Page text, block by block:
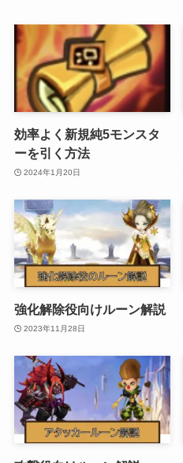
効率よく新規純5モンスタ
ーを引く方法
2024年1月20日
強化解除役向けルーン解説
2023年11月28日